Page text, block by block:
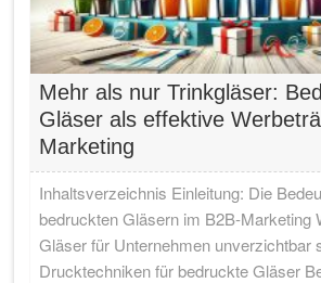
Mehr als nur Trinkgläser:
Gläser als effektive
Marketing
Inhaltsverzeichnis Einleitung: Die
bedruckten Gläsern im B2B-Marketing
Gläser für Unternehmen unverzichtbar
Drucktechniken für bedruckte Gläser